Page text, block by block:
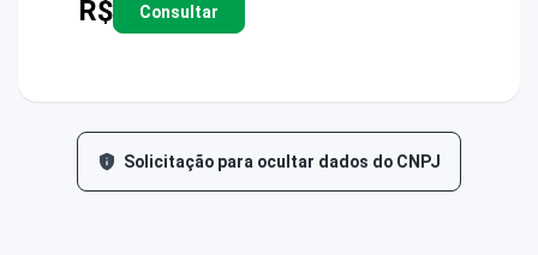
R$ Consultar
Solicitação para ocultar dados do CNPJ